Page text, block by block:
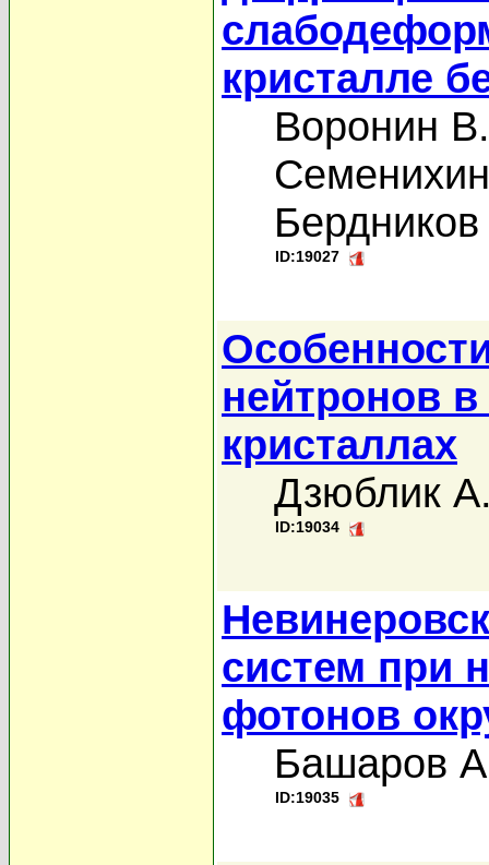
кристалле
Воронин
ID:19027
нейтронов
кристаллах
Дзюблик
ID:19034
систем при
фотонов
Башаров
ID:19035